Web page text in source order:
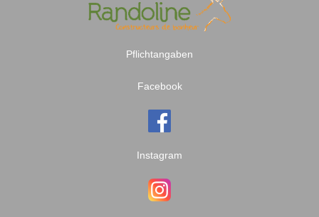
Pflichtangaben
Facebook
Instagram